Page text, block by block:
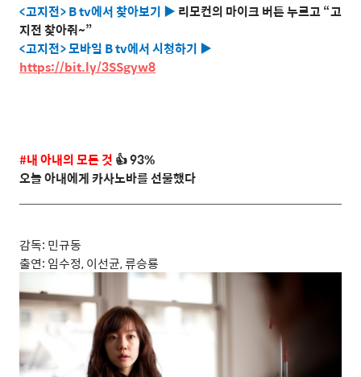
<고지전> B tv에서 찾아보기 ▶ 리모컨의 마이크 버튼 누르고“고
지전 찾아줘~”
<고지전>모바일 B tv에서 시청하기 ▶
https://bit.ly/3SSgyw8
#내 아내의 모든 것 👍93%
오늘 아내에게 카사노바를 선물했다
감독: 민규동
출연: 임수정,이선균,류승룡